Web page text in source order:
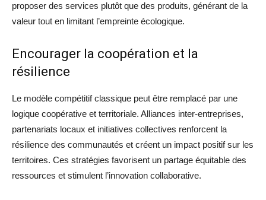
proposer des services plutôt que des produits, générant de la
valeur tout en limitant l’empreinte écologique.
Encourager la coopération et la
résilience
Le modèle compétitif classique peut être remplacé par une
logique coopérative et territoriale. Alliances inter-entreprises,
partenariats locaux et initiatives collectives renforcent la
résilience des communautés et créent un impact positif sur les
territoires. Ces stratégies favorisent un partage équitable des
ressources et stimulent l’innovation collaborative.